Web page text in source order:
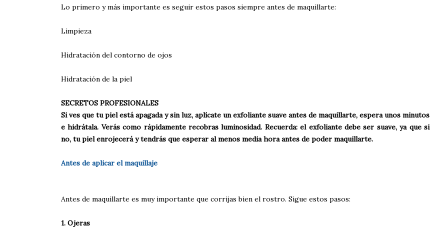
Lo primero y más importante es seguir estos pasos siempre antes de maquillarte:
Limpieza
Hidratación del contorno de ojos
Hidratación de la piel
SECRETOS PROFESIONALES
Si ves que tu piel está apagada y sin luz, aplícate un exfoliante suave antes de maquillarte, espera unos minutos
e hidrátala. Verás como rápidamente recobras luminosidad. Recuerda: el exfoliante debe ser suave, ya que si
no, tu piel enrojecerá y tendrás que esperar al menos media hora antes de poder maquillarte.
Antes de aplicar el maquillaje
Antes de maquillarte es muy importante que corrijas bien el rostro. Sigue estos pasos:
1. Ojeras